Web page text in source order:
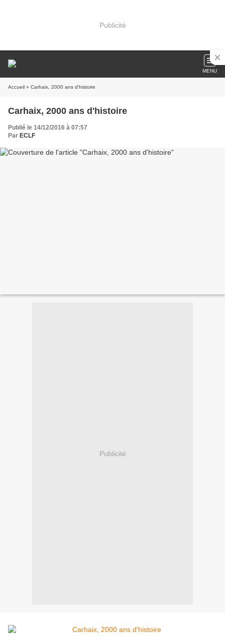
Publicité
MENU
Accueil » Carhaix, 2000 ans d'histoire
Carhaix, 2000 ans d'histoire
Publié le 14/12/2016 à 07:57
Par ECLF
Publicité